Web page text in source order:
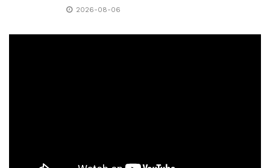
2026-08-06